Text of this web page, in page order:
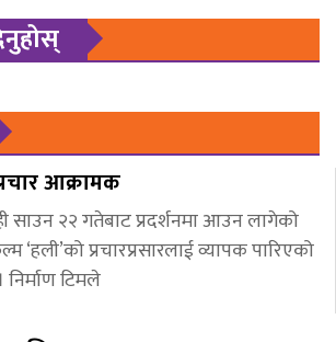
आक्रामक
साउन २२ गतेबाट प्रदर्शनमा आउन लागेको
‘हली’को प्रचारप्रसारलाई व्यापक पारिएको
टिमले